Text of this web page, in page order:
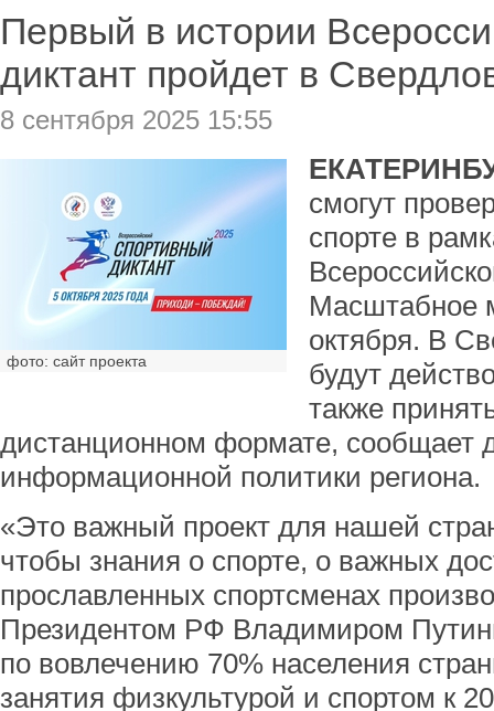
Первый в истории
диктант пройдет в
8 сентября 2025 15:55
фото: сайт проекта
смогут
спорте в
Масштабное
октября. В
будут
также
дистанционном формате, сообщает
информационной политики региона.
«Это важный проект для нашей
чтобы знания о спорте, о важных
прославленных спортсменах
Президентом РФ Владимиром
по вовлечению 70% населения
занятия физкультурой и спортом к